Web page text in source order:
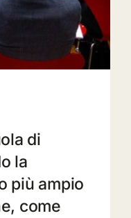
di
la
più ampio
come